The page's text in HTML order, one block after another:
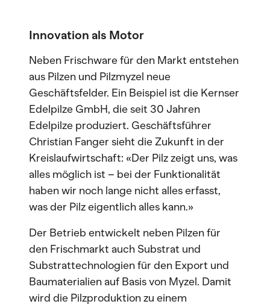
Innovation als Motor
Neben Frischware für den Markt entstehen
aus Pilzen und Pilzmyzel neue
Geschäftsfelder. Ein Beispiel ist die Kernser
Edelpilze GmbH, die seit 30 Jahren
Edelpilze produziert. Geschäftsführer
Christian Fanger sieht die Zukunft in der
Kreislaufwirtschaft: «Der Pilz zeigt uns, was
alles möglich ist – bei der Funktionalität
haben wir noch lange nicht alles erfasst,
was der Pilz eigentlich alles kann.»
Der Betrieb entwickelt neben Pilzen für
den Frischmarkt auch Substrat und
Substrattechnologien für den Export und
Baumaterialien auf Basis von Myzel. Damit
wird die Pilzproduktion zu einem